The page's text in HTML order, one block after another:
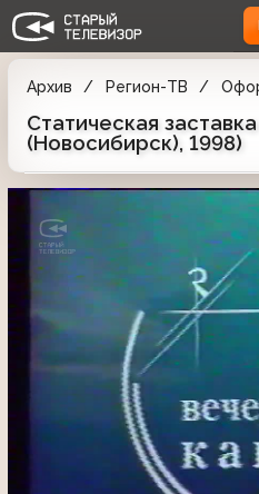
Архив Регион-ТВ
Статическая
(Новосибирск), 1998)